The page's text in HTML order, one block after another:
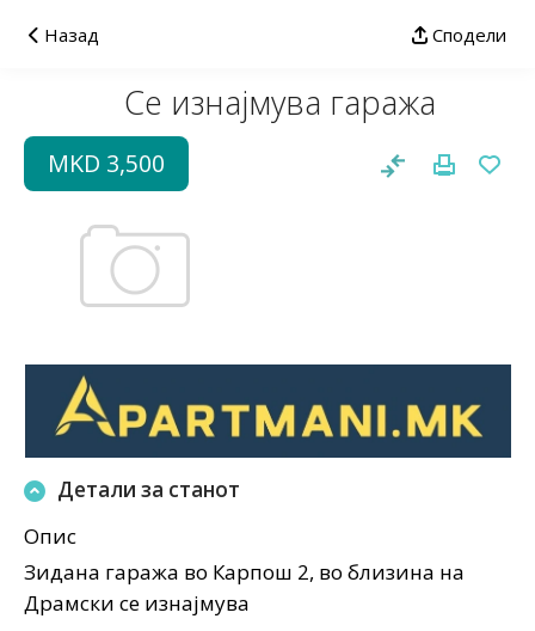
Назад Сподели
Се изнајмува гаража
MKD 3,500
Детали за станот
Опис
Зидана гаража во Карпош 2, во близина на
Драмски се изнајмува